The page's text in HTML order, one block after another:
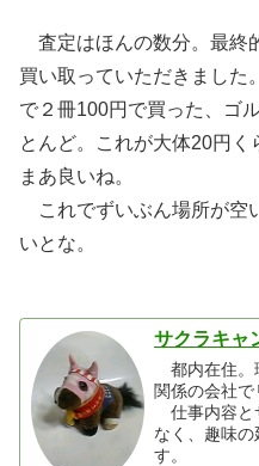
査定はほんの数分。最終
買い取っていただきました
で２冊100円で買った、ゴ
とんど。これが大体20円
まあ良いね。
これでずいぶん場所が空
いとな。
サクラキャ
都内在住。
関係の会社で
仕事内容と
なく、趣味
す。